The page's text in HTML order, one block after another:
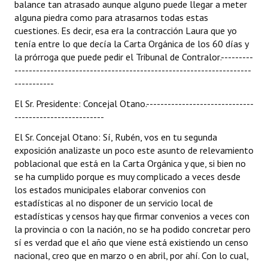
balance tan atrasado aunque alguno puede llegar a meter
alguna piedra como para atrasarnos todas estas
cuestiones. Es decir, esa era la contracción Laura que yo
tenía entre lo que decía la Carta Orgánica de los 60 días y
la prórroga que puede pedir el Tribunal de Contralor.---------
------------------------------------------------------------------
-----------
El Sr. Presidente: Concejal Otano.------------------------------
-------------------------
El Sr. Concejal Otano: Sí, Rubén, vos en tu segunda
exposición analizaste un poco este asunto de relevamiento
poblacional que está en la Carta Orgánica y que, si bien no
se ha cumplido porque es muy complicado a veces desde
los estados municipales elaborar convenios con
estadísticas al no disponer de un servicio local de
estadísticas y censos hay que firmar convenios a veces con
la provincia o con la nación, no se ha podido concretar pero
sí es verdad que el año que viene está existiendo un censo
nacional, creo que en marzo o en abril, por ahí. Con lo cual,